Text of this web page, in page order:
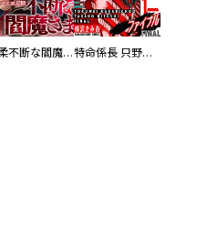
優柔不断な閻魔さま 特命係長 只野仁ファイナル 愛蔵版